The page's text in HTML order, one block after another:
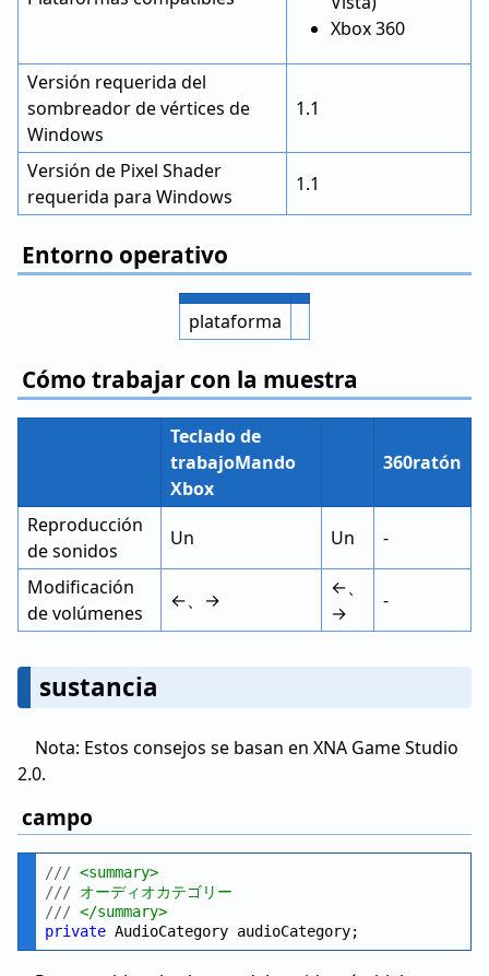
Xbox 360
Versión requerida del
sombreador de vértices de
Windows
1.1
Versión de Pixel Shader
requerida para Windows
1.1
Entorno operativo
plataforma
Cómo trabajar con la muestra
Teclado de
trabajoMando
Xbox
360ratón
Reproducción
de sonidos
Un Un -
Modificación
de volúmenes
←、→
←、
→
-
sustancia
Nota: Estos consejos se basan en XNA Game Studio
2.0.
campo
/// <summary>
/// オーディオカテゴリー
/// </summary>
private